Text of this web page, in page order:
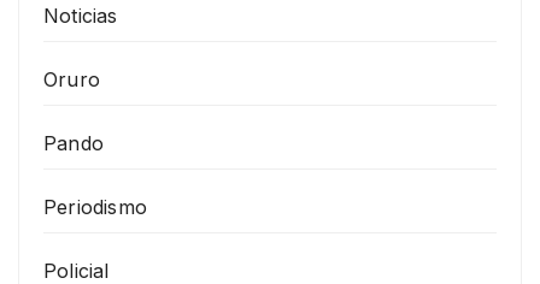
Noticias
Oruro
Pando
Periodismo
Policial